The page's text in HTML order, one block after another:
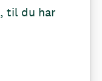
til du har